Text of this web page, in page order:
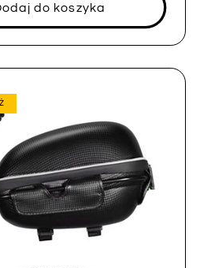
do koszyka